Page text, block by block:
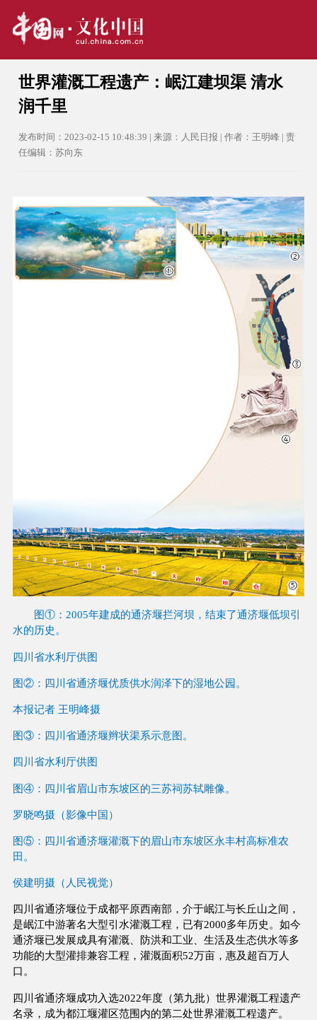
世界灌溉工程遗产：岷江建坝渠 清水
润千里
发布时间：2023-02-15 10:48:39 | 来源：人民日报 | 作者：王明峰 | 责
任编辑：苏向东
图①：2005年建成的通济堰拦河坝，结束了通济堰低坝引
水的历史。
四川省水利厅供图
图②：四川省通济堰优质供水润泽下的湿地公园。
本报记者 王明峰摄
图③：四川省通济堰辫状渠系示意图。
四川省水利厅供图
图④：四川省眉山市东坡区的三苏祠苏轼雕像。
罗晓鸣摄（影像中国）
图⑤：四川省通济堰灌溉下的眉山市东坡区永丰村高标准农
田。
侯建明摄（人民视觉）
四川省通济堰位于成都平原西南部，介于岷江与长丘山之间，
是岷江中游著名大型引水灌溉工程，已有2000多年历史。如今
通济堰已发展成具有灌溉、防洪和工业、生活及生态供水等多
功能的大型灌排兼容工程，灌溉面积52万亩，惠及超百万人
口。
四川省通济堰成功入选2022年度（第九批）世界灌溉工程遗产
名录，成为都江堰灌区范围内的第二处世界灌溉工程遗产。